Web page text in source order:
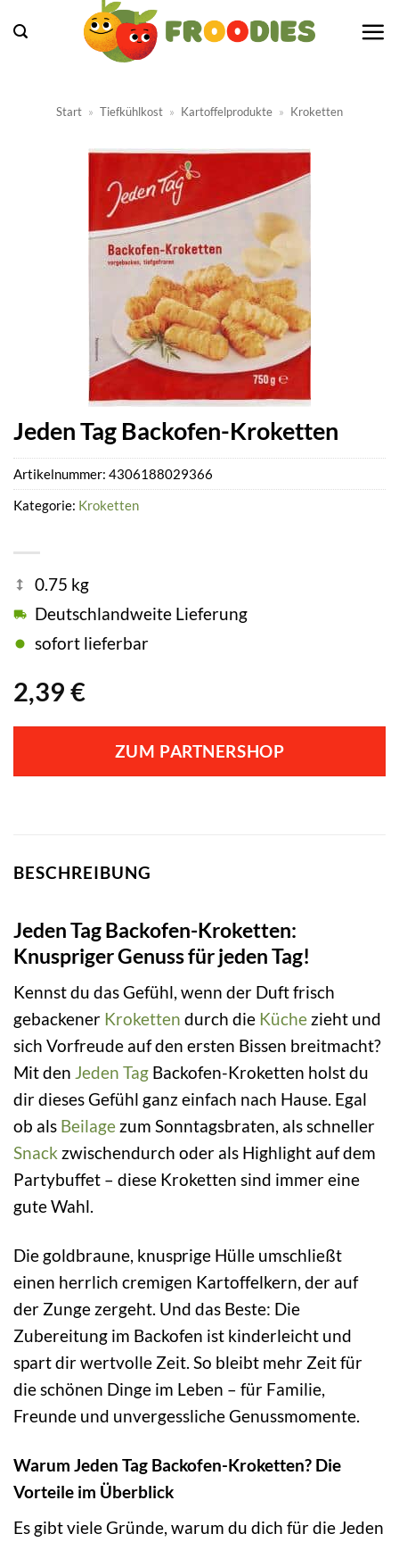
Inhalt
Start » Tiefkühlkost » Kartoffelprodukte » Kroketten
Jeden Tag Backofen-Kroketten
2,39 €
0.75 kg
Deutschlandweite Lieferung
sofort lieferbar
ZUM PARTNERSHOP
Artikelnummer: 4306188029366
Kategorie: Kroketten
BESCHREIBUNG
Jeden Tag Backofen-Kroketten:
Knuspriger Genuss für jeden Tag!
Kennst du das Gefühl, wenn der Duft frisch
gebackener Kroketten durch die Küche zieht und
sich Vorfreude auf den ersten Bissen breitmacht?
Mit den Jeden Tag Backofen-Kroketten holst du
dir dieses Gefühl ganz einfach nach Hause. Egal
ob als Beilage zum Sonntagsbraten, als schneller
Snack zwischendurch oder als Highlight auf dem
Partybuffet – diese Kroketten sind immer eine
gute Wahl.
Die goldbraune, knusprige Hülle umschließt
einen herrlich cremigen Kartoffelkern, der auf
der Zunge zergeht. Und das Beste: Die
Zubereitung im Backofen ist kinderleicht und
spart dir wertvolle Zeit. So bleibt mehr Zeit für
die schönen Dinge im Leben – für Familie,
Freunde und unvergessliche Genussmomente.
Warum Jeden Tag Backofen-Kroketten? Die
Vorteile im Überblick
Es gibt viele Gründe, warum du dich für die Jeden